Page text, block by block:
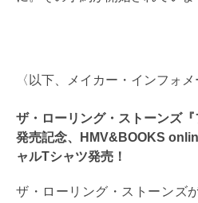
〈以下、メイカー・インフォメ
ザ・ローリング・ストーンズ『
発売記念、HMV&BOOKS
ャルTシャツ発売！
ザ・ローリング・ストーンズ